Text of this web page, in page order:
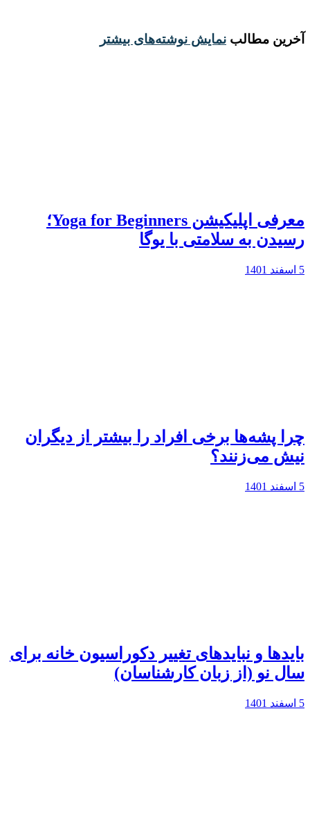
آخرین مطالب نمایش نوشته‌های بیشتر
معرفی اپلیکیشن Yoga for Beginners؛
رسیدن به سلامتی با یوگا
5 اسفند 1401
چرا پشه‌ها برخی افراد را بیشتر از دیگران
نیش می‌زنند؟
5 اسفند 1401
بایدها و نبایدهای تغییر دکوراسیون خانه برای
سال نو (از زبان کارشناسان)
5 اسفند 1401